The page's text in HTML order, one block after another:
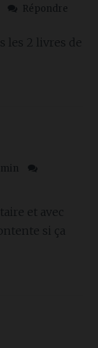
Répondre
les 2 livres de
min
et avec
si ça